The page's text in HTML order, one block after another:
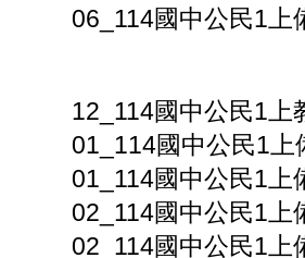
06_114國中公民1上
12_114國中公民1上
01_114國中公民1
01_114國中公民1上
02_114國中公民1上
02_114國中公民1上